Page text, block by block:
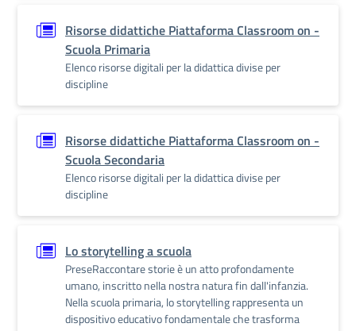
Risorse didattiche Piattaforma Classroom on -
Scuola Primaria
Elenco risorse digitali per la didattica divise per
discipline
Risorse didattiche Piattaforma Classroom on -
Scuola Secondaria
Elenco risorse digitali per la didattica divise per
discipline
Lo storytelling a scuola
PreseRaccontare storie è un atto profondamente
umano, inscritto nella nostra natura fin dall'infanzia.
Nella scuola primaria, lo storytelling rappresenta un
dispositivo educativo fondamentale che trasforma